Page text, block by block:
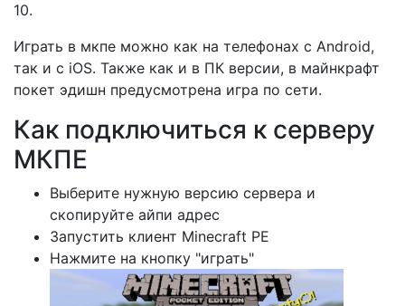
10.
Играть в мкпе можно как на телефонах с Android,
так и с iOS. Также как и в ПК версии, в майнкрафт
покет эдишн предусмотрена игра по сети.
Как подключиться к серверу
МКПЕ
Выберите нужную версию сервера и
скопируйте айпи адрес
Запустить клиент Minecraft PE
Нажмите на кнопку "играть"